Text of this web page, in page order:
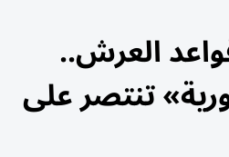
العرش..
تنتصر على